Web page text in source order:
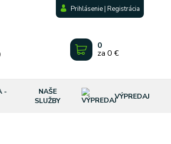
Prihlásenie | Registrácia
0
za 0 €
-
NAŠE
SLUŽBY
VÝPREDAJ